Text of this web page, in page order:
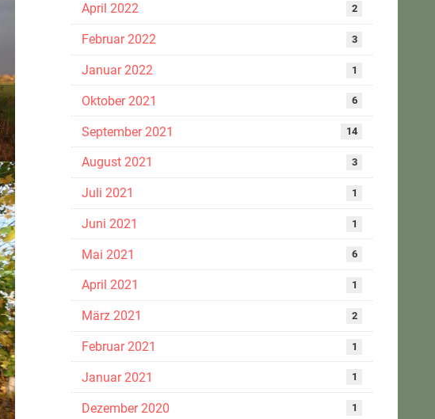
April 2022 2
Februar 2022 3
Januar 2022 1
Oktober 2021 6
September 2021 14
August 2021 3
Juli 2021 1
Juni 2021 1
Mai 2021 6
April 2021 1
März 2021 2
Februar 2021 1
Januar 2021 1
Dezember 2020 1